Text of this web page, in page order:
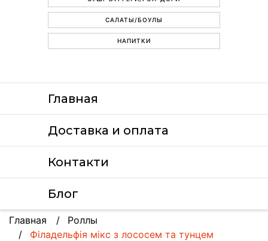
САЛАТЫ/БОУЛЫ
НАПИТКИ
Главная
Доставка и оплата
Контакти
Блог
Главная
Роллы
Філадельфія мікс з лососем та тунцем